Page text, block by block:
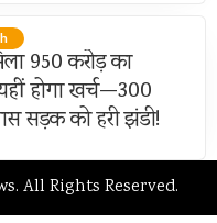
950 करोड़ का
होगा खर्च—300
सड़क को हरी झंडी!
All Rights Reserved.